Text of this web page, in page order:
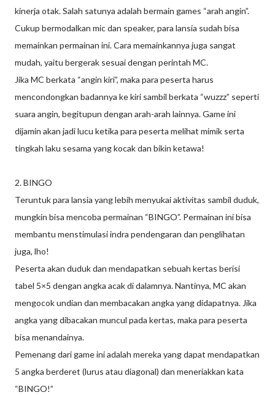
kinerja otak. Salah satunya adalah bermain games “arah angin”.
Cukup bermodalkan mic dan speaker, para lansia sudah bisa
memainkan permainan ini. Cara memainkannya juga sangat
mudah, yaitu bergerak sesuai dengan perintah MC.
Jika MC berkata “angin kiri”, maka para peserta harus
mencondongkan badannya ke kiri sambil berkata “wuzzz” seperti
suara angin, begitupun dengan arah-arah lainnya. Game ini
dijamin akan jadi lucu ketika para peserta melihat mimik serta
tingkah laku sesama yang kocak dan bikin ketawa!
2. BINGO
Teruntuk para lansia yang lebih menyukai aktivitas sambil duduk,
mungkin bisa mencoba permainan “BINGO”. Permainan ini bisa
membantu menstimulasi indra pendengaran dan penglihatan
juga, lho!
Peserta akan duduk dan mendapatkan sebuah kertas berisi
tabel 5×5 dengan angka acak di dalamnya. Nantinya, MC akan
mengocok undian dan membacakan angka yang didapatnya. Jika
angka yang dibacakan muncul pada kertas, maka para peserta
bisa menandainya.
Pemenang dari game ini adalah mereka yang dapat mendapatkan
5 angka berderet (lurus atau diagonal) dan meneriakkan kata
“BINGO!”